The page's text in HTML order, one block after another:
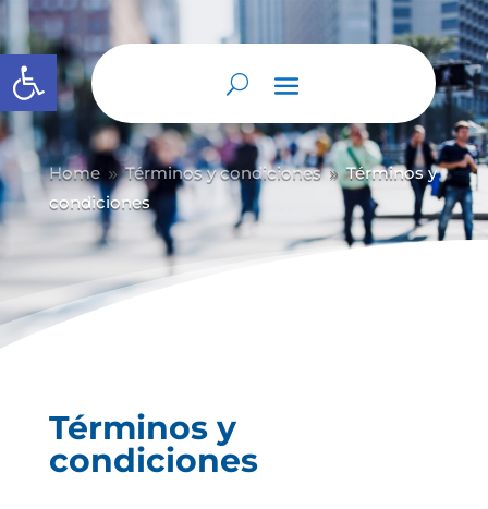
Abrir barra de herramientas
Home 9 Términos y condiciones 9 Términos y
condiciones
Términos y
condiciones